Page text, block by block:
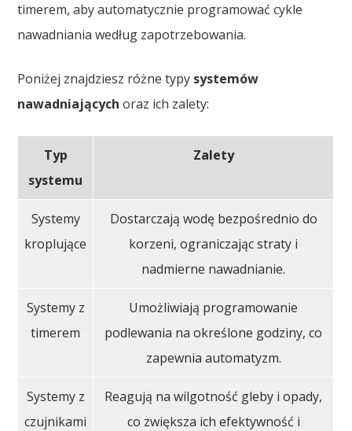
timerem, aby automatycznie programować cykle
nawadniania według zapotrzebowania.
Poniżej znajdziesz różne typy systemów
nawadniających oraz ich zalety:
Typ
systemu
Zalety
Systemy
kroplujące
Dostarczają wodę bezpośrednio do
korzeni, ograniczając straty i
nadmierne nawadnianie.
Systemy z
timerem
Umożliwiają programowanie
podlewania na określone godziny, co
zapewnia automatyzm.
Systemy z
czujnikami
Reagują na wilgotność gleby i opady,
co zwiększa ich efektywność i